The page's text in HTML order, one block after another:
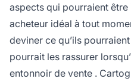
aspects qui pourraient
acheteur idéal à tout
deviner ce qu’ils
pourrait les rassurer
entonnoir de vente .